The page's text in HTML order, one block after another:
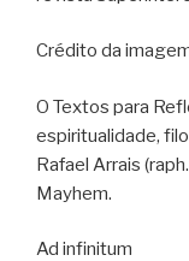
Crédito da
O Textos para
espiritualidade,
Rafael Arrais
Mayhem.
Ad infinitum